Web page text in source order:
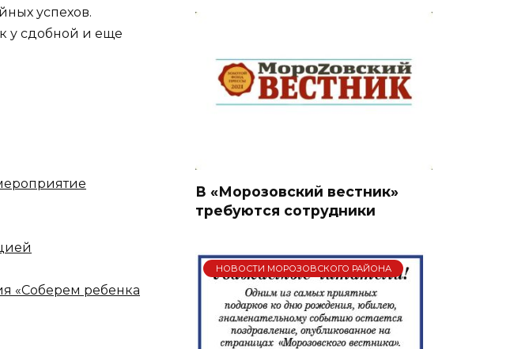
успехов.
у сдобной и еще
«Соберем ребенка
В «Морозовский вестник»
требуются сотрудники
НОВОСТИ МОРОЗОВСКОГО РАЙОНА